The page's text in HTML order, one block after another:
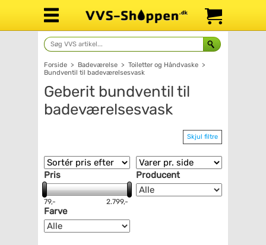
Forside > Badeværelse > Toiletter og Håndvaske >
Bundventil til badeværelsesvask
Geberit bundventil til
badeværelsesvask
Skjul filtre
Pris
79,- 2.799,-
Producent
Farve